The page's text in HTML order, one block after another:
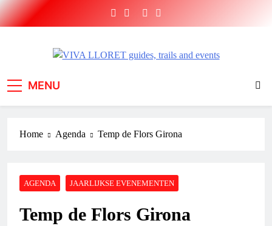
Ga
naar
MENU
Home Agenda Temp de Flors Girona
AGENDA JAARLIJKSE EVENEMENTEN
Temp de Flors Girona